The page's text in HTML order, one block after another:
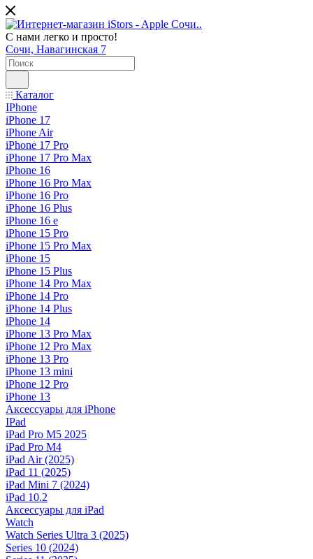
С нами легко и просто!
Сочи, Навагинская 7
Каталог
IPhone
iPhone 17
iPhone Air
iPhone 17 Pro
iPhone 17 Pro Max
iPhone 16
iPhone 16 Pro Max
iPhone 16 Pro
iPhone 16 Plus
iPhone 16 e
iPhone 15 Pro
iPhone 15 Pro Max
iPhone 15
iPhone 15 Plus
iPhone 14 Pro Max
iPhone 14 Pro
iPhone 14 Plus
iPhone 14
iPhone 13 Pro Max
iPhone 12 Pro Max
iPhone 13 Pro
iPhone 13 mini
iPhone 12 Pro
iPhone 13
Аксессуары для iPhone
IPad
iPad Pro M5 2025
iPad Pro M4
iPad Air (2025)
iPad 11 (2025)
iPad Mini 7 (2024)
iPad 10.2
Аксессуары для iPad
Watch
Watch Series Ultra 3 (2025)
Series 10 (2024)